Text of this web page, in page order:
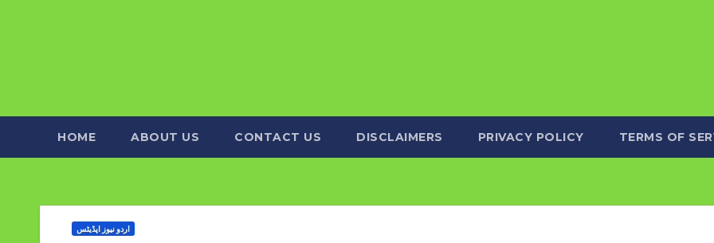
HOME ABOUT US CONTACT US DISCLAIMERS PRIVACY POLICY TERMS OF
اردو نیوز اپڈیٹس